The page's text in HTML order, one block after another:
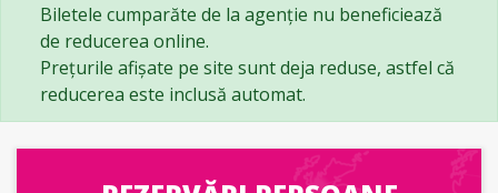
Biletele cumparăte de la agenție nu beneficiează
de reducerea online.
Prețurile afișate pe site sunt deja reduse, astfel că
reducerea este inclusă automat.